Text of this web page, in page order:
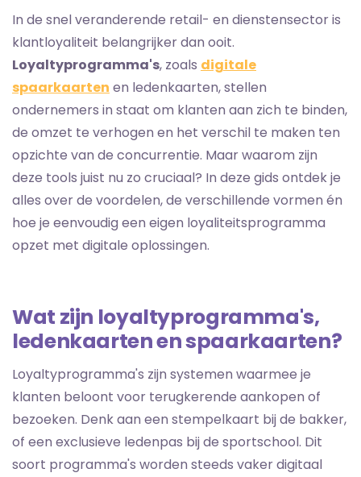
In de snel veranderende retail- en dienstensector is
klantloyaliteit belangrijker dan ooit.
Loyaltyprogramma's, zoals digitale
spaarkaarten en ledenkaarten, stellen
ondernemers in staat om klanten aan zich te binden,
de omzet te verhogen en het verschil te maken ten
opzichte van de concurrentie. Maar waarom zijn
deze tools juist nu zo cruciaal? In deze gids ontdek je
alles over de voordelen, de verschillende vormen én
hoe je eenvoudig een eigen loyaliteitsprogramma
opzet met digitale oplossingen.
Wat zijn loyaltyprogramma's,
ledenkaarten en spaarkaarten?
Loyaltyprogramma's zijn systemen waarmee je
klanten beloont voor terugkerende aankopen of
bezoeken. Denk aan een stempelkaart bij de bakker,
of een exclusieve ledenpas bij de sportschool. Dit
soort programma's worden steeds vaker digitaal